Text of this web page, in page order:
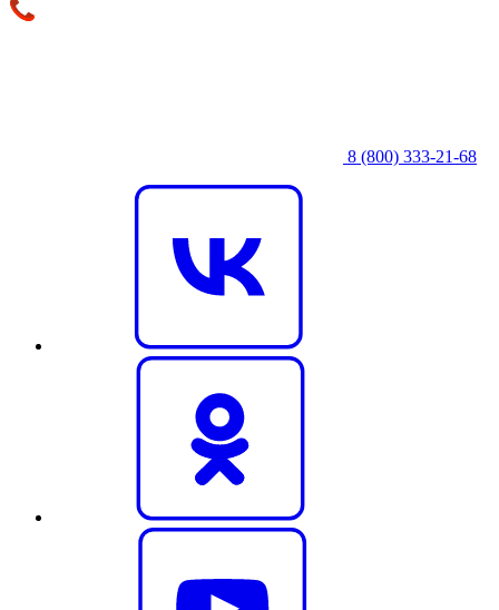
8 (800) 333‑21-68